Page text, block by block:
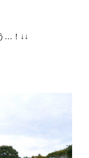
…！↓↓